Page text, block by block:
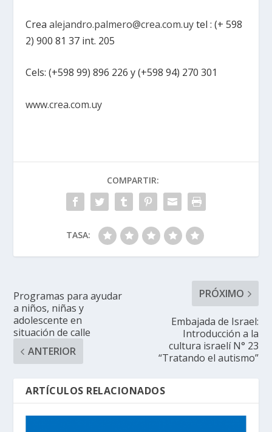
Creaalejandro.palmero@crea.com.uytel : (+ 598
2) 900 81 37 int. 205
Cels: (+598 99) 896 226 y (+598 94) 270 301
www.crea.com.uy
COMPARTIR:
TASA:
Programas para ayudar
a niños, niñas y
adolescente en
situación de calle
ANTERIOR
PRÓXIMO
Embajada de Israel:
Introducción a la
cultura israelí N° 23
“Tratando el autismo”
ARTÍCULOS RELACIONADOS